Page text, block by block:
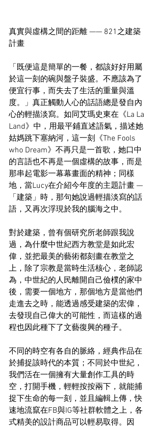
真實與虛構之間的距離 —— 821之建築
計畫
「既便這是簡單的一餐，都該好好用屬
於這一刻的碗與盤子裝盛。不應該為了
便宜行事，而失去了生活的重量與溫
度。」真正觸動人心的話語總是發自內
心的輕描淡寫。如同艾瑪史東在《La La
Land》中，用最平鋪直述語氣，描述她
姑媽跳下塞納河，這一刻《The Fools
who Dream》不再只是一首歌，她口中
的言語也不再是一個虛構的故事，而是
那串起電影一幕幕畫面的精神；同樣
地，當Lucy在介紹今年度的主題計畫 —
「建築」時，那句她說過輕描淡寫的話
語，又再次浮現於我的腦海之中。
對於建築，曾有個研究所老師跟我說
過，為什麼中世紀西方教堂是如此宏
偉，並把最美的藝術都刻畫在教堂之
上，除了宗教是當時生活核心，老師認
為，中世紀的人民離開自己儉樸的家中
後，需要一個地方，那個地方是當他們
走進去之時，能透過感受建築的宏偉，
去發現自己偉大的可能性，而這樣的過
程也因此種下了文藝復興的種子。
不同的時空有各自的脈絡，經典作品在
於捕捉該時代的本質；不同於中世紀，
我們活在一個擁有大量創作工具的時
空，打開手機，輕輕按按兩下，就能捕
捉下生命的每一刻，並且編輯上傳，快
速地流竄在FB與IG等社群軟體之上，各
式精美的設計商品可以輕易取得。因